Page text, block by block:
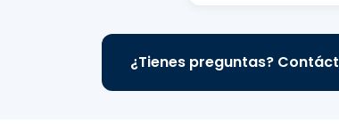
¿Tienes preguntas?